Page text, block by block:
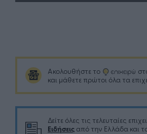
Play Mute
Ακολουθήστε το
και μάθετε πρώτοι όλα τα
Δείτε όλες τις τελευταίες
Ειδήσεις από την Ελλάδα και